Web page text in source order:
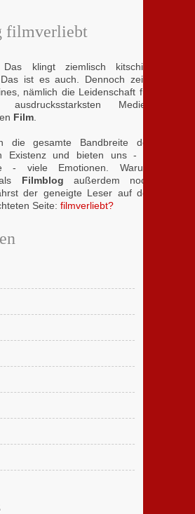
filmverliebt
Das klingt ziemlisch kitschig.
ist es auch. Dennoch zeigt
nämlich die Leidenschaft für
Medien
Film
die gesamte Bandbreite der
Existenz und bieten uns - je
- viele Emotionen. Warum
Filmblog außerdem noch
der geneigte Leser auf der
Seite: filmverliebt?